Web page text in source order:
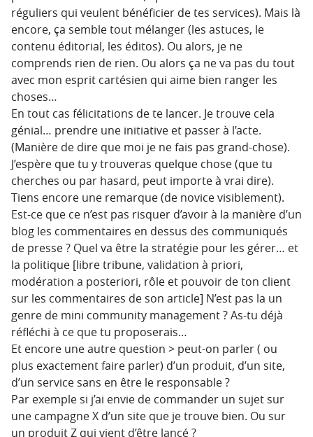
réguliers qui veulent bénéficier de tes services). Mais là
encore, ça semble tout mélanger (les astuces, le
contenu éditorial, les éditos). Ou alors, je ne
comprends rien de rien. Ou alors ça ne va pas du tout
avec mon esprit cartésien qui aime bien ranger les
choses…
En tout cas félicitations de te lancer. Je trouve cela
génial… prendre une initiative et passer à l’acte.
(Manière de dire que moi je ne fais pas grand-chose).
J’espère que tu y trouveras quelque chose (que tu
cherches ou par hasard, peut importe à vrai dire).
Tiens encore une remarque (de novice visiblement).
Est-ce que ce n’est pas risquer d’avoir à la manière d’un
blog les commentaires en dessus des communiqués
de presse ? Quel va être la stratégie pour les gérer… et
la politique [libre tribune, validation à priori,
modération a posteriori, rôle et pouvoir de ton client
sur les commentaires de son article] N’est pas la un
genre de mini community management ? As-tu déjà
réfléchi à ce que tu proposerais…
Et encore une autre question > peut-on parler ( ou
plus exactement faire parler) d’un produit, d’un site,
d’un service sans en être le responsable ?
Par exemple si j’ai envie de commander un sujet sur
une campagne X d’un site que je trouve bien. Ou sur
un produit Z qui vient d’être lancé ?